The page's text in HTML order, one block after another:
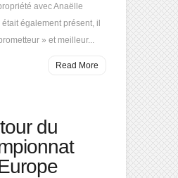
avec Anaëlle
également présent, il
» et meilleur...
Read More
du